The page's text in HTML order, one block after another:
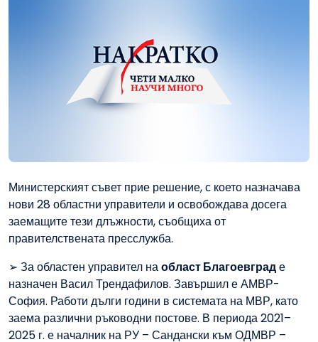
Министерският съвет прие решение, с което назначава
нови 28 областни управители и освобождава досега
заемащите тези длъжности, съобщиха от
правителствената пресслужба.
➢ За областен управител наобласт Благоевграде
назначен Васил Трендафилов. Завършил е АМВР-
София. Работи дълги години в системата на МВР, като
заема различни ръководни постове. В периода 2021–
2025 г. е началник на РУ – Сандански към ОДМВР –